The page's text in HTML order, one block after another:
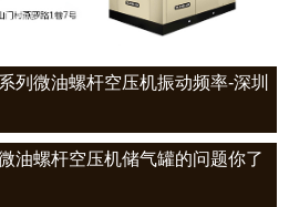
列微油螺杆空压机振动频率-深圳
油螺杆空压机储气罐的问题你了